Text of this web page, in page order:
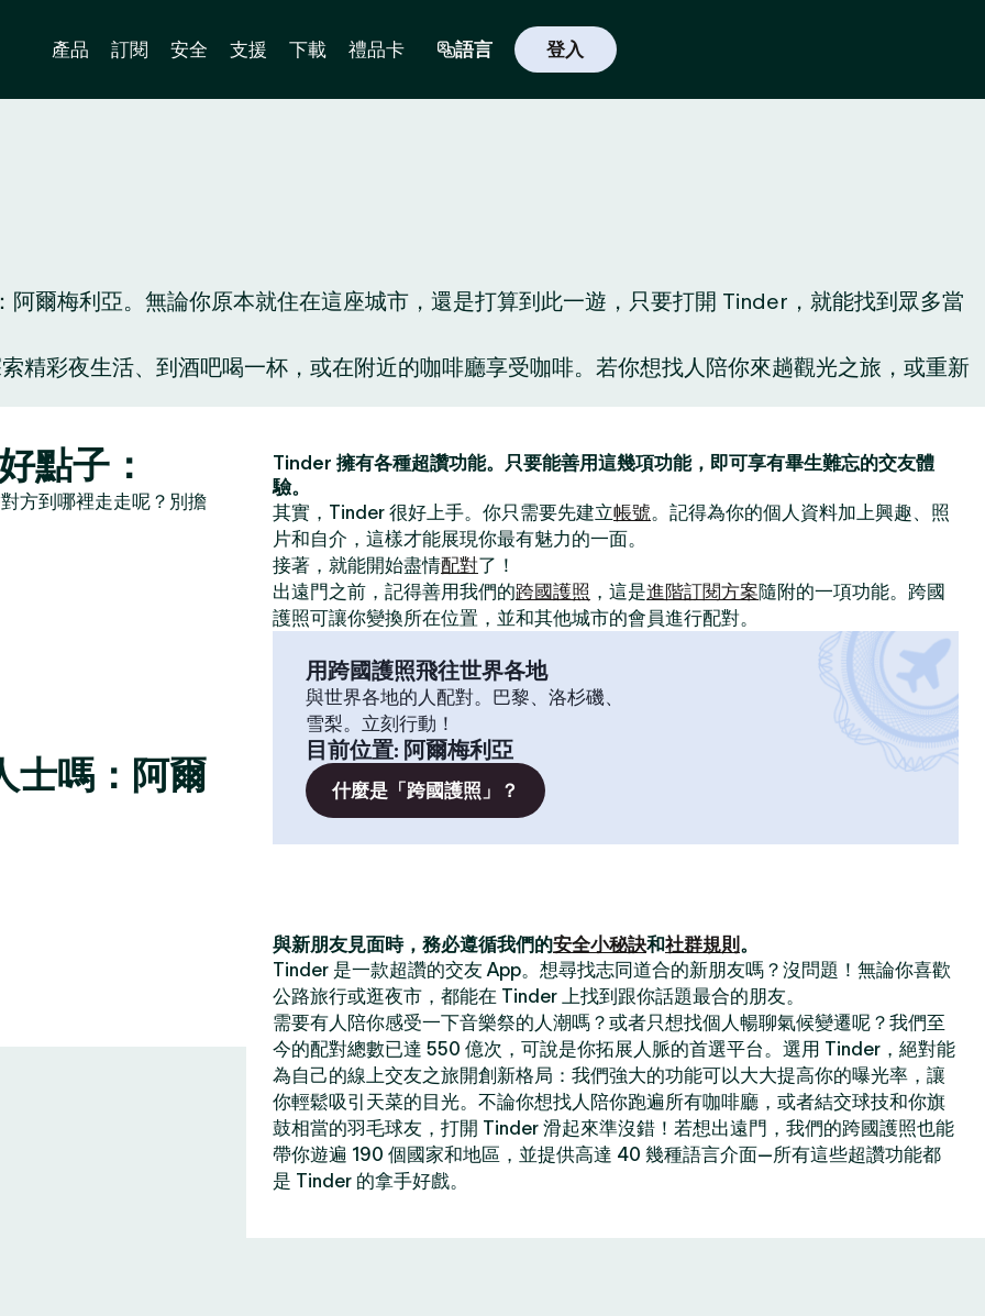
產品 訂閱 安全 支援 下載 禮品卡 語言 登入
爾梅利亞。無論你原本就住在這座城市，還是打算到此一遊，只要打開 Tinder，就能找到眾多當
精彩夜生活、到酒吧喝一杯，或在附近的咖啡廳享受咖啡。若你想找人陪你來趟觀光之旅，或重新
點子：
方到哪裡走走呢？別擔
士嗎：阿爾
Tinder 擁有各種超讚功能。只要能善用這幾項功能，即可享有畢生難忘的交友體
驗。
其實，Tinder 很好上手。你只需要先建立帳號。記得為你的個人資料加上興趣、照
片和自介，這樣才能展現你最有魅力的一面。
接著，就能開始盡情配對了！
出遠門之前，記得善用我們的跨國護照 ，這是進階訂閱方案隨附的一項功能。跨國
護照可讓你變換所在位置，並和其他城市的會員進行配對。
用跨國護照飛往世界各地
與世界各地的人配對。巴黎、洛杉磯、
雪梨。立刻行動！
目前位置: 阿爾梅利亞
什麼是「跨國護照」？
與新朋友見面時，務必遵循我們的安全小秘訣和社群規則 。
Tinder 是一款超讚的交友 App。想尋找志同道合的新朋友嗎？沒問題！無論你喜歡
公路旅行或逛夜市，都能在 Tinder 上找到跟你話題最合的朋友。
需要有人陪你感受一下音樂祭的人潮嗎？或者只想找個人暢聊氣候變遷呢？我們至
今的配對總數已達 550 億次，可說是你拓展人脈的首選平台。選用 Tinder，絕對能
為自己的線上交友之旅開創新格局：我們強大的功能可以大大提高你的曝光率，讓
你輕鬆吸引天菜的目光。不論你想找人陪你跑遍所有咖啡廳，或者結交球技和你旗
鼓相當的羽毛球友，打開 Tinder 滑起來準沒錯！若想出遠門，我們的跨國護照也能
帶你遊遍 190 個國家和地區，並提供高達 40 幾種語言介面—所有這些超讚功能都
是 Tinder 的拿手好戲。